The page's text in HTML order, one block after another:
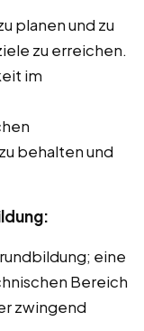
planen und zu
zu erreichen.
im
behalten und
eine
Bereich
zwingend